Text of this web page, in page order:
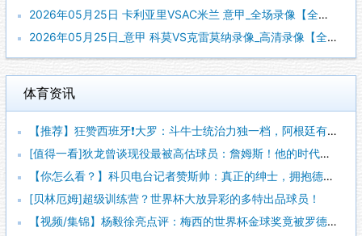
2026年05月25日 卡利亚里VSAC米兰 意甲_全场录像【全场回放】
2026年05月25日_意甲 科莫VS克雷莫纳录像_高清录像【全场回放】
体育资讯
【推荐】狂赞西班牙❗大罗：斗牛士统治力独一档，阿根廷有梅西也
[值得一看]狄龙曾谈现役最被高估球员：詹姆斯！他的时代结束了
【你怎么看？】科贝电台记者赞斯帅：真正的绅士，拥抱德拉富恩特
[贝林厄姆]超级训练营？世界杯大放异彩的多特出品球员！
【视频/集锦】杨毅徐亮点评：梅西的世界杯金球奖竟被罗德里“抢